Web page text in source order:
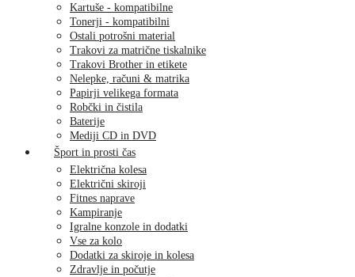
Kartuše - kompatibilne
Tonerji - kompatibilni
Ostali potrošni material
Trakovi za matrične tiskalnike
Trakovi Brother in etikete
Nelepke, računi & matrika
Papirji velikega formata
Robčki in čistila
Baterije
Mediji CD in DVD
Šport in prosti čas
Električna kolesa
Električni skiroji
Fitnes naprave
Kampiranje
Igralne konzole in dodatki
Vse za kolo
Dodatki za skiroje in kolesa
Zdravlje in počutje